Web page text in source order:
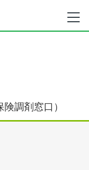
調剤窓口）